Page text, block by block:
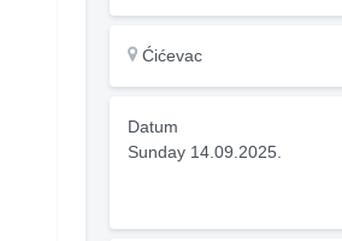
Ćićevac
Datum
Sunday 14.09.2025.